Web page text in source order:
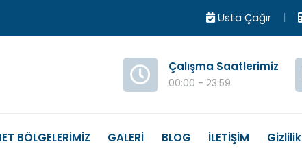
Usta Çağır |
Çalışma Saatlerimiz
00:00 - 23:59
BÖLGELERİMİZ GALERİ BLOG İLETİŞİM Gizlilik